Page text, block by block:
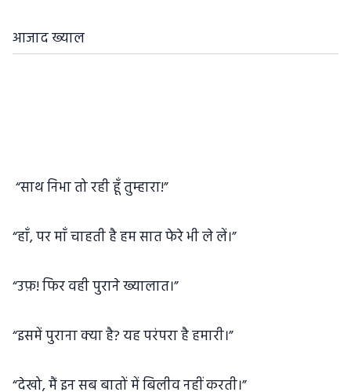
आजाद ख्याल
“साथ निभा तो रही हूँ तुम्हारा!”
“हाँ, पर माँ चाहती है हम सात फेरे भी ले लें।”
“उफ़! फिर वही पुराने ख्यालात।”
“इसमें पुराना क्या है? यह परंपरा है हमारी।”
“देखो, मैं इन सब बातों में बिलीव नहीं करती।”